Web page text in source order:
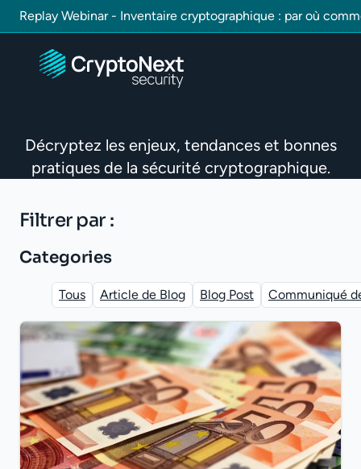
Replay Webinar - Inventaire cryptographique : par où
Décryptez les enjeux, tendances et bonnes
pratiques de la sécurité cryptographique.
Filtrer par :
Categories
Tous Article de Blog Blog Post Communiqué